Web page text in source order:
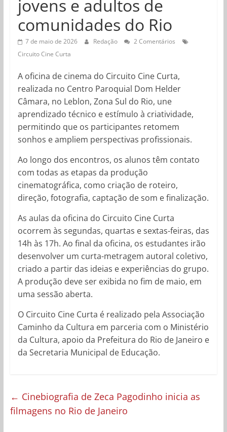
jovens e adultos de
comunidades do Rio
7 de maio de 2026 Redação
2 Comentários
Circuito Cine Curta
A oficina de cinema do Circuito Cine Curta,
realizada no Centro Paroquial Dom Helder
Câmara, no Leblon, Zona Sul do Rio, une
aprendizado técnico e estímulo à criatividade,
permitindo que os participantes retomem
sonhos e ampliem perspectivas profissionais.
Ao longo dos encontros, os alunos têm contato
com todas as etapas da produção
cinematográfica, como criação de roteiro,
direção, fotografia, captação de som e finalização.
As aulas da oficina do Circuito Cine Curta
ocorrem às segundas, quartas e sextas-feiras, das
14h às 17h. Ao final da oficina, os estudantes irão
desenvolver um curta-metragem autoral coletivo,
criado a partir das ideias e experiências do grupo.
A produção deve ser exibida no fim de maio, em
uma sessão aberta.
O Circuito Cine Curta é realizado pela Associação
Caminho da Cultura em parceria com o Ministério
da Cultura, apoio da Prefeitura do Rio de Janeiro e
da Secretaria Municipal de Educação.
← Cinebiografia de Zeca Pagodinho inicia as
filmagens no Rio de Janeiro